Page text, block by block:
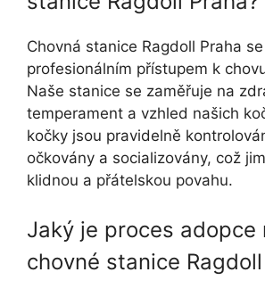
Chovná stanice Ragdoll Praha
profesionálním přístupem k
Naše stanice se zaměřuje na
temperament a vzhled našich
kočky jsou pravidelně
očkovány a socializovány, což
klidnou a přátelskou povahu.
Jaký je proces adopce
chovné stanice